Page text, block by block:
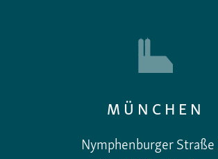
MÜNCHEN
Nymphenburger Straße